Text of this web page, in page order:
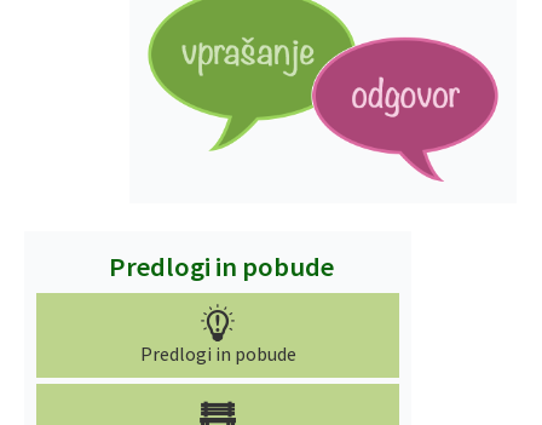
Predlogi in pobude
Predlogi in pobude